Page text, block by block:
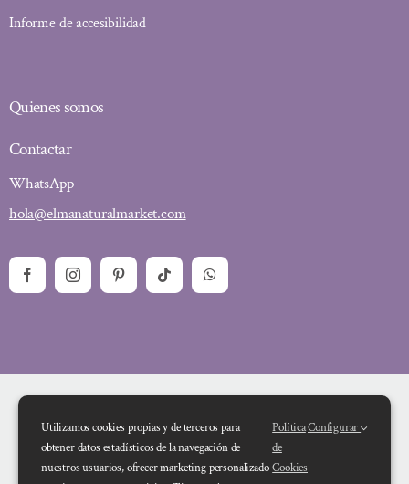
Informe de accesibilidad
Quienes somos
Contactar
WhatsApp
hola@elmanaturalmarket.com
Utilizamos cookies propias y de terceros para
obtener datos estadísticos de la navegación de
nuestros usuarios, ofrecer marketing personalizado
Política
de
Cookies
Configurar